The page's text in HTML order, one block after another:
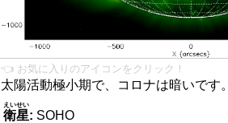
👈 お気に入りのアイコンをクリック！
太陽活動極小期で、コロナは暗いです。
衛星
えいせい
: SOHO